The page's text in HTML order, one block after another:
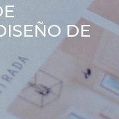
DE